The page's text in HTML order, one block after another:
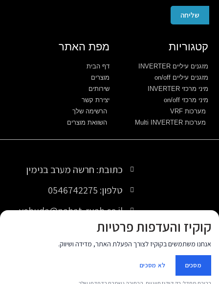
שליחה
קטגוריות
מזגנים עיליים INVERTER
מזגנים עיליים on/off
מיני מרכזי INVERTER
מיני מרכזי on/off
מערכות VRF
מערכות Multi INVERTER
מפת האתר
דף הבית
מוצרים
שירותים
יצירת קשר
הרשימה שלך
השוואת מוצרים
כתובת: חרשה מערב בנימין
טלפון: 0546742275
yehuda@nahat-ruah.co.il
© כל הזכויות שמורות יהודה שנדורפי.
Nir Digital Solutions
קוקיז והעדפות פרטיות
אנחנו משתמשים בקוקיז לצורך הפעלת האתר, מדידה ושיווק.
מסכים לא מסכים